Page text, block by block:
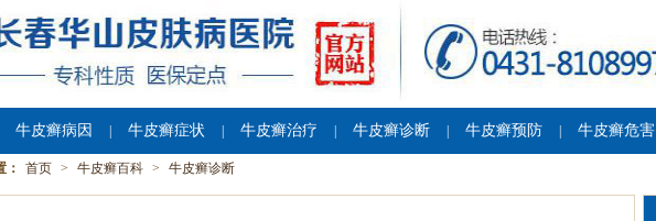
牛皮癣病因 牛皮癣症状 牛皮癣治疗 牛皮癣诊断 牛皮癣预防 牛皮癣危害
： 首页 > 牛皮癣百科 > 牛皮癣诊断